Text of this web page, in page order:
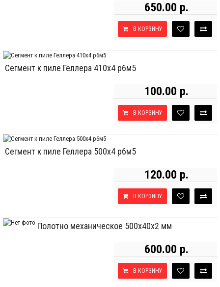
650.00 р.
В КОРЗИНУ
Сегмент к пиле Геллера 410х4 р6м5
100.00 р.
В КОРЗИНУ
Сегмент к пиле Геллера 500х4 р6м5
120.00 р.
В КОРЗИНУ
Полотно механическое 500х40х2 мм
600.00 р.
В КОРЗИНУ